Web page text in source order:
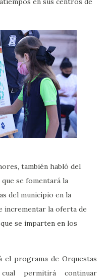
también habló del
se fomentará la
del municipio en la
incrementar la oferta de
se imparten en los
el programa de Orquestas
permitirá continuar